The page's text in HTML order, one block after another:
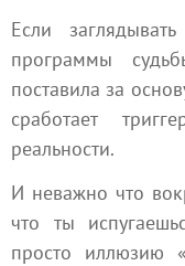
Если
программы
поставила за
сработает
реальности.
И неважно что
что ты
просто иллюзию